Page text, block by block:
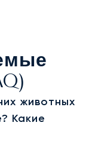
животных
Какие